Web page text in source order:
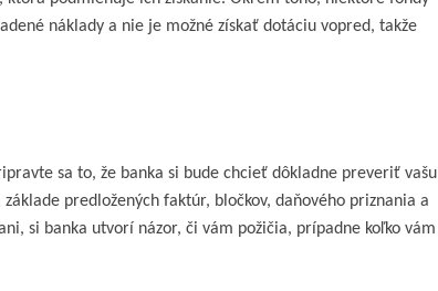
náklady a nie je možné získať dotáciu vopred, takže
sa to, že banka si bude chcieť dôkladne preveriť vašu
predložených faktúr, bločkov, daňového priznania a
si banka utvorí názor, či vám požičia, prípadne koľko vám